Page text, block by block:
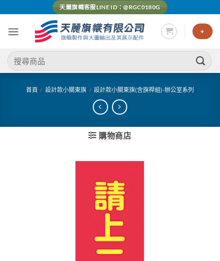
content
天麗旗幟客服LINE ID：@RGC0180G
+
搜
尋
首頁 / 設計款小關東旗 / 設計款小關東旗(含旗桿組)-辦公室系列
購物商店